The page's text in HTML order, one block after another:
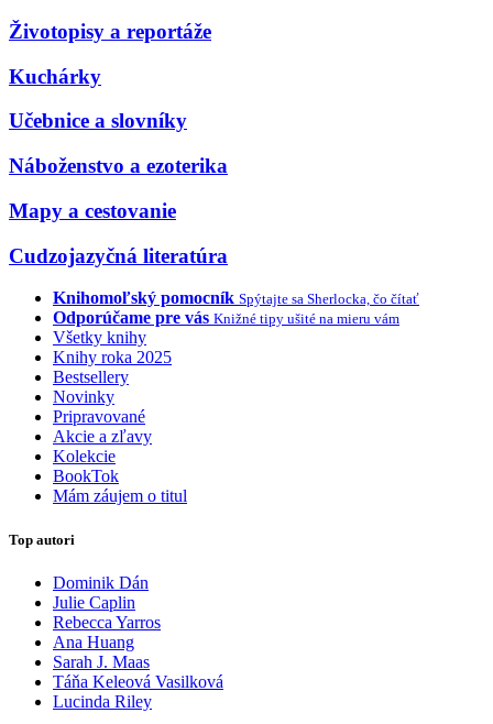
Životopisy a reportáže
Kuchárky
Učebnice a slovníky
Náboženstvo a ezoterika
Mapy a cestovanie
Cudzojazyčná literatúra
Knihomoľský pomocník Spýtajte sa Sherlocka, čo čítať
Odporúčame pre vás Knižné tipy ušité na mieru vám
Všetky knihy
Knihy roka 2025
Bestsellery
Novinky
Pripravované
Akcie a zľavy
Kolekcie
BookTok
Mám záujem o titul
Top autori
Dominik Dán
Julie Caplin
Rebecca Yarros
Ana Huang
Sarah J. Maas
Táňa Keleová Vasilková
Lucinda Riley